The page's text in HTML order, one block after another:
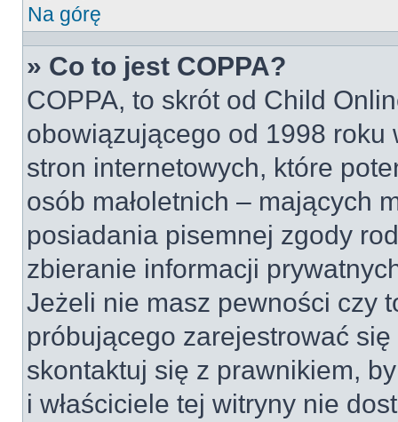
Na górę
» Co to jest COPPA?
COPPA, to skrót od Child
obowiązującego od 1998 roku
stron internetowych, które
osób małoletnich – mających
posiadania pisemnej zgody
zbieranie informacji
Jeżeli nie masz pewności czy
próbującego zarejestrować
skontaktuj się z prawnikiem,
i właściciele tej witryny nie